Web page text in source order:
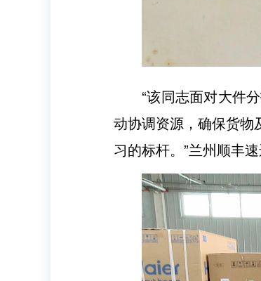
“该同志面对大件
动协调资源，确保货物
习的标杆。”兰州顺丰